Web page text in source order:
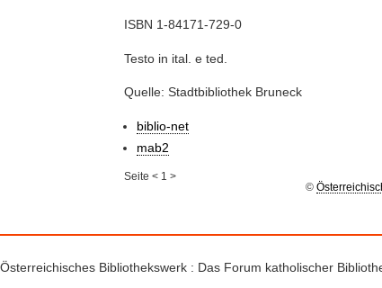
ISBN 1-84171-729-0
Testo in ital. e ted.
Quelle: Stadtbibliothek Bruneck
biblio-net
mab2
Seite< 1 >
©
Bibliothekswerk : Das Forum katholischer